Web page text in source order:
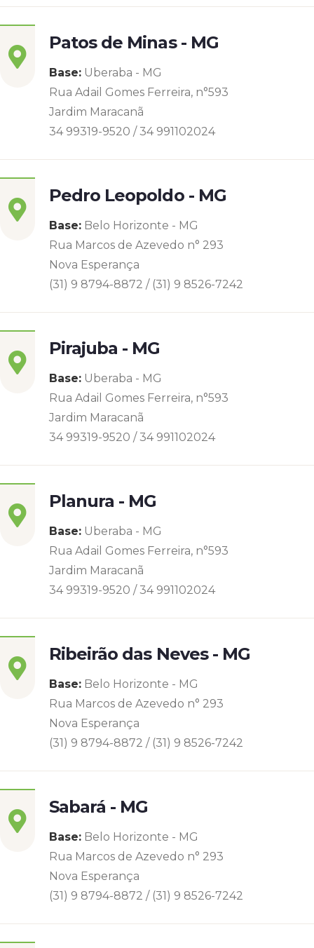
Patos de Minas - MG
Base: Uberaba - MG
Rua Adail Gomes Ferreira, n°593
Jardim Maracanã
34 99319-9520 / 34 991102024
Pedro Leopoldo - MG
Base: Belo Horizonte - MG
Rua Marcos de Azevedo n° 293
Nova Esperança
(31) 9 8794-8872 / (31) 9 8526-7242
Pirajuba - MG
Base: Uberaba - MG
Rua Adail Gomes Ferreira, n°593
Jardim Maracanã
34 99319-9520 / 34 991102024
Planura - MG
Base: Uberaba - MG
Rua Adail Gomes Ferreira, n°593
Jardim Maracanã
34 99319-9520 / 34 991102024
Ribeirão das Neves - MG
Base: Belo Horizonte - MG
Rua Marcos de Azevedo n° 293
Nova Esperança
(31) 9 8794-8872 / (31) 9 8526-7242
Sabará - MG
Base: Belo Horizonte - MG
Rua Marcos de Azevedo n° 293
Nova Esperança
(31) 9 8794-8872 / (31) 9 8526-7242